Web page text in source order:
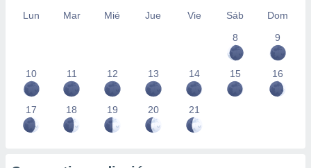
Lun Mar Mié Jue Vie Sáb
Dom
8
9
10 11 12 13 14 15 16
17 18 19 20 21